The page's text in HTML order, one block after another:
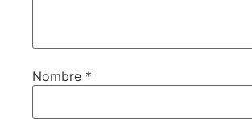
Nombre *